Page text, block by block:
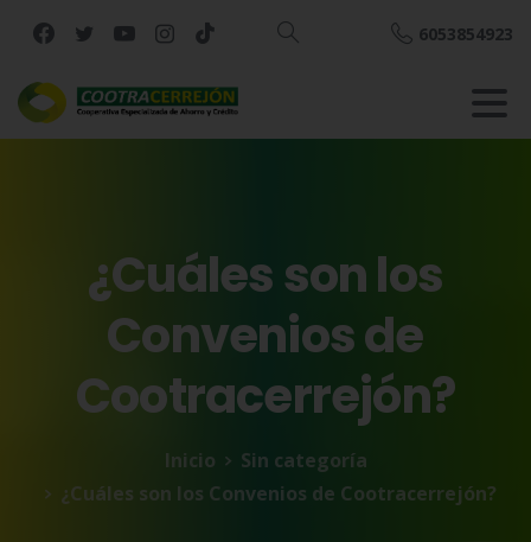
Buscar
6053854923
¿Cuálessonlos
Conveniosde
Cootracerrejón?
Inicio
Sin categoría
¿Cuáles son los Convenios de Cootracerrejón?